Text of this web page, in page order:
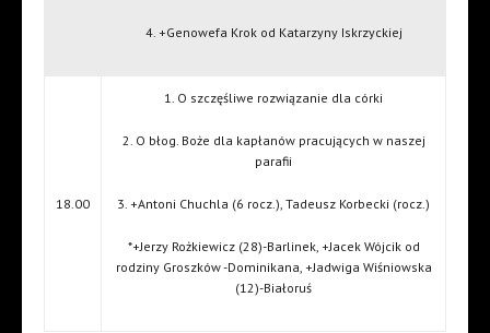
4. +Genowefa Krok od Katarzyny Iskrzyckiej
18.00
1. O szczęśliwe rozwiązanie dla córki
2. O błog. Boże dla kapłanów pracujących w naszej
parafii
3. +Antoni Chuchla (6 rocz.), Tadeusz Korbecki (rocz.)
*+Jerzy Rożkiewicz (28)-Barlinek, +Jacek Wójcik od
rodziny Groszków -Dominikana, +Jadwiga Wiśniowska
(12)-Białoruś